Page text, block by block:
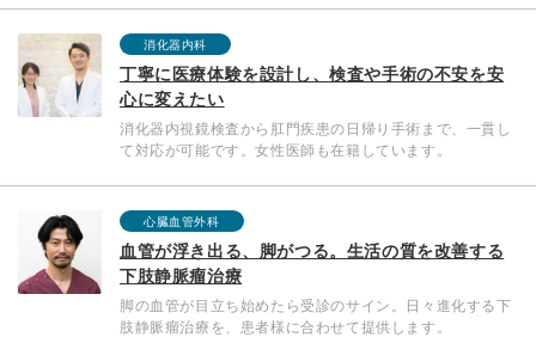
消化器内科
丁寧に医療体験を設計し、検査や手術の不安を安
心に変えたい
消化器内視鏡検査から肛門疾患の日帰り手術まで、一貫し
て対応が可能です。女性医師も在籍しています。
心臓血管外科
血管が浮き出る、脚がつる。生活の質を改善する
下肢静脈瘤治療
脚の血管が目立ち始めたら受診のサイン。日々進化する下
肢静脈瘤治療を、患者様に合わせて提供します。